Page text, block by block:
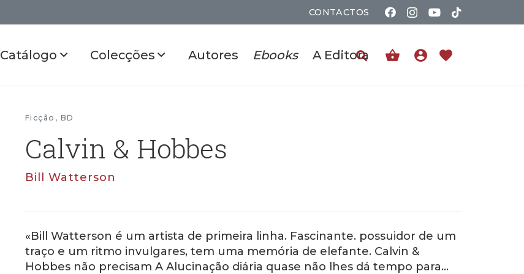
CONTACTOS
Catálogo Colecções Autores Ebooks A Editora shopping_basket account_circle favorite
Ficção , BD
Calvin & Hobbes
Bill Watterson
«Bill Watterson é um artista de primeira linha. Fascinante. possuidor de um
traço e um ritmo invulgares, tem uma memória de elefante. Calvin &
Hobbes não precisam A Alucinação diária quase não lhes dá tempo para…